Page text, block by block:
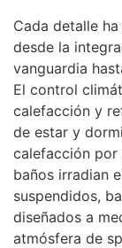
Cada detalle
desde la
vanguardia
El control
calefacción y
de estar y
calefacción por
baños irradian
suspendidos,
diseñados a
atmósfera de